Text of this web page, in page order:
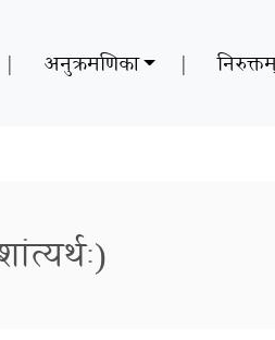
| अनुक्रमणिका |